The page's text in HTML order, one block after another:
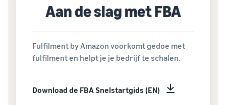
Aan de slag met FBA
Fulfilment by Amazon voorkomt gedoe met
fulfilment en helpt je je bedrijf te schalen.
Download de FBA Snelstartgids (EN)